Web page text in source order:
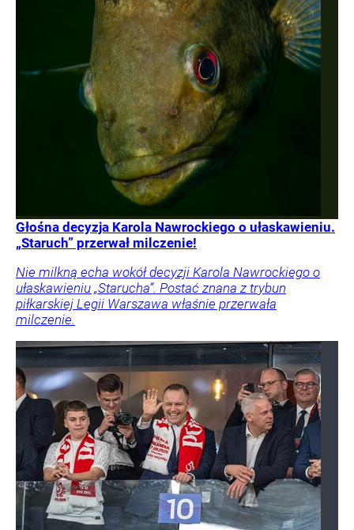
Głośna decyzja Karola Nawrockiego o ułaskawieniu.
„Staruch” przerwał milczenie!
Nie milkną echa wokół decyzji Karola Nawrockiego o
ułaskawieniu „Starucha”. Postać znana z trybun
piłkarskiej Legii Warszawa właśnie przerwała
milczenie.